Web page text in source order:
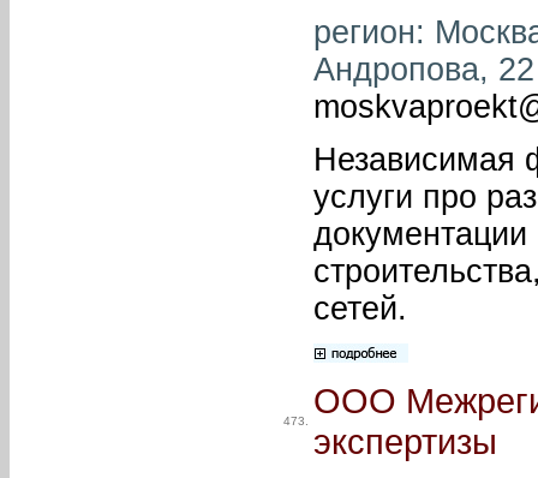
регион:
Андропова,
Независимая
услуги про
сетей.
473.
ООО
экспертизы